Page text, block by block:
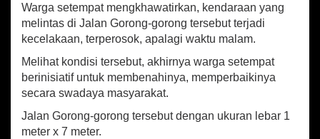
a
d
a
y
a
P
e
b
a
Warga setempat mengkhawatirkan, kendaraan yang
melintas di Jalan Gorong-gorong tersebut terjadi
kecelakaan, terperosok, apalagi waktu malam.
Melihat kondisi tersebut, akhirnya warga setempat
berinisiatif untuk membenahinya, memperbaikinya
secara swadaya masyarakat.
Jalan Gorong-gorong tersebut dengan ukuran lebar 1
meter x 7 meter.